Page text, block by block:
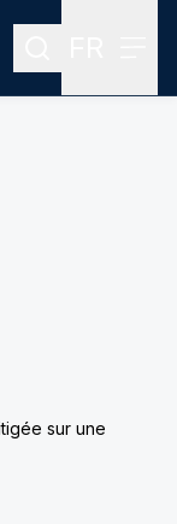
Rechercher
sur une